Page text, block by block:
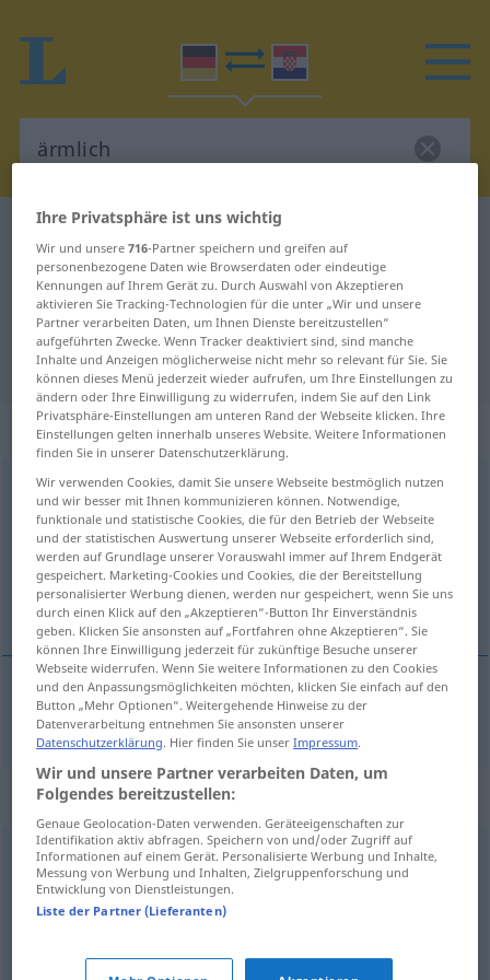
Deutsch-Kroatisch Wörterbuch
Deutsch-Kroatisch Übersetzung für
"ärmlich"
"ärmlich" Kroatisch Übersetzung
„ärmlich“: Adjektiv
ärmlichadj
Übersicht aller Übersetzungen
(Für mehr Details die Übersetzung anklicken/antippen)
siromašan, bijedan
siromašan,bijedan ärmlich
Synonyme für "ärmlich"
arm,bedürftig,mittellos
Ihre Privatsphäre ist uns wichtig
Wir und unsere716-Partner speichern und greifen auf
personenbezogene Daten wie Browserdaten oder eindeutige
Kennungen auf Ihrem Gerät zu. Durch Auswahl von Akzeptieren
aktivieren Sie Tracking-Technologien für die unter „Wir und unsere
Partner verarbeiten Daten, um Ihnen Dienste bereitzustellen“
aufgeführten Zwecke. Wenn Tracker deaktiviert sind, sind manche
Inhalte und Anzeigen möglicherweise nicht mehr so relevant für Sie. Sie
können dieses Menü jederzeit wieder aufrufen, um Ihre Einstellungen zu
ändern oder Ihre Einwilligung zu widerrufen, indem Sie auf den Link
Privatsphäre-Einstellungen am unteren Rand der Webseite klicken. Ihre
Einstellungen gelten innerhalb unseres Website. Weitere Informationen
finden Sie in unserer Datenschutzerklärung.
Wir verwenden Cookies, damit Sie unsere Webseite bestmöglich nutzen
und wir besser mit Ihnen kommunizieren können. Notwendige,
funktionale und statistische Cookies, die für den Betrieb der Webseite
und der statistischen Auswertung unserer Webseite erforderlich sind,
werden auf Grundlage unserer Vorauswahl immer auf Ihrem Endgerät
gespeichert. Marketing-Cookies und Cookies, die der Bereitstellung
personalisierter Werbung dienen, werden nur gespeichert, wenn Sie uns
durch einen Klick auf den „Akzeptieren“-Button Ihr Einverständnis
geben. Klicken Sie ansonsten auf „Fortfahren ohne Akzeptieren“. Sie
können Ihre Einwilligung jederzeit für zukünftige Besuche unserer
Webseite widerrufen. Wenn Sie weitere Informationen zu den Cookies
und den Anpassungsmöglichkeiten möchten, klicken Sie einfach auf den
Button „Mehr Optionen“. Weitergehende Hinweise zu der
Datenverarbeitung entnehmen Sie ansonsten unserer
Datenschutzerklärung. Hier finden Sie unserImpressum.
Wir und unsere Partner verarbeiten Daten, um
Folgendes bereitzustellen:
Genaue Geolocation-Daten verwenden. Geräteeigenschaften zur
Identifikation aktiv abfragen. Speichern von und/oder Zugriff auf
Informationen auf einem Gerät. Personalisierte Werbung und Inhalte,
Messung von Werbung und Inhalten, Zielgruppenforschung und
Entwicklung von Dienstleistungen.
Liste der Partner (Lieferanten)